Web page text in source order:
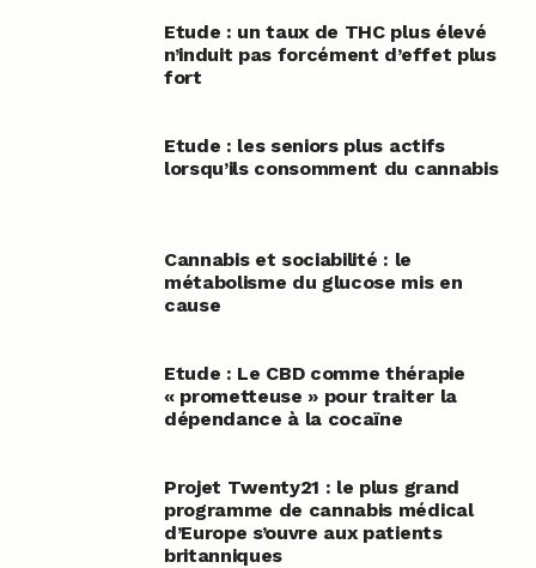
Etude : un taux de THC plus élevé
n’induit pas forcément d’effet plus
fort
Etude : les seniors plus actifs
lorsqu’ils consomment du cannabis
Cannabis et sociabilité : le
métabolisme du glucose mis en
cause
Etude : Le CBD comme thérapie
« prometteuse » pour traiter la
dépendance à la cocaïne
Projet Twenty21 : le plus grand
programme de cannabis médical
d’Europe s’ouvre aux patients
britanniques